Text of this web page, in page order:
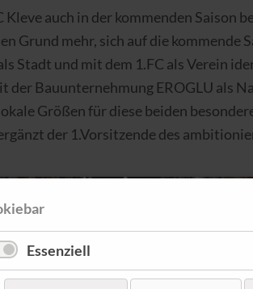
auch in der kommenden Saison
Grund mehr, sich auf die
Stadt und mit dem 1.FC als Verein
der Bauunternehmung EROGLU als
Größen für diese beiden
der 1.Vorsitzende des
Essenziell